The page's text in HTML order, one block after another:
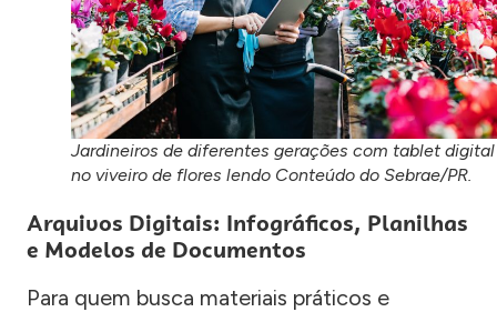
Jardineiros de diferentes gerações com tablet digital
no viveiro de flores lendo Conteúdo do Sebrae/PR.
Arquivos Digitais: Infográficos, Planilhas
e Modelos de Documentos
Para quem busca materiais práticos e